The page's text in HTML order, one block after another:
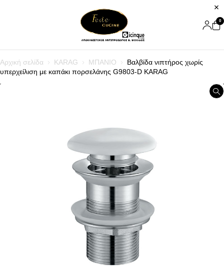
0
Αρχική σελίδα KARAG ΜΠΑΝΙΟ
Βαλβίδα νιπτήρος χωρίς
υπερχείλιση με καπάκι πορσελάνης G9803-D KARAG